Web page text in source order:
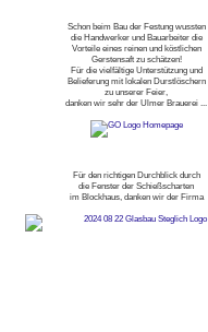
Schon beim Bau der Festung wussten
die Handwerker und Bauarbeiter die
Vorteile eines reinen und köstlichen
Gerstensaft zu schätzen!
Für die vielfältige Unterstützung und
Belieferung mit lokalen Durstlöschern
zu unserer Feier,
danken wir sehr der Ulmer Brauerei ...
Für den richtigen Durchblick durch
die Fenster der Schießscharten
im Blockhaus, danken wir der Firma